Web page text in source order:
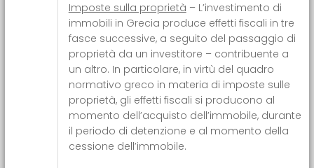
Imposte sulla proprietà – L’investimento di
immobili in Grecia produce effetti fiscali in tre
fasce successive, a seguito del passaggio di
proprietà da un investitore – contribuente a
un altro. In particolare, in virtù del quadro
normativo greco in materia di imposte sulle
proprietà, gli effetti fiscali si producono al
momento dell’acquisto dell’immobile, durante
il periodo di detenzione e al momento della
cessione dell’immobile.